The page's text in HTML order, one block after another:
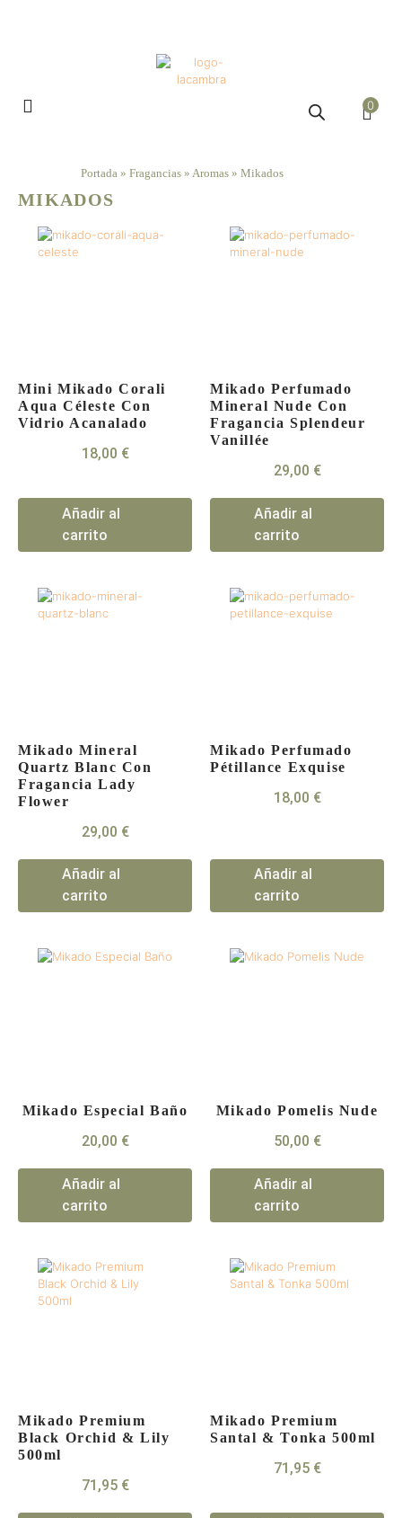
0
Portada » Fragancias » Aromas » Mikados
MIKADOS
Mini Mikado Corali
Aqua Céleste Con
Vidrio Acanalado
18,00 €
Añadir al
carrito
Mikado Perfumado
Mineral Nude Con
Fragancia Splendeur
Vanillée
29,00 €
Añadir al
carrito
Mikado Mineral
Quartz Blanc Con
Fragancia Lady
Flower
29,00 €
Añadir al
carrito
Mikado Perfumado
Pétillance Exquise
18,00 €
Añadir al
carrito
Mikado Especial Baño
20,00 €
Añadir al
carrito
Mikado Pomelis Nude
50,00 €
Añadir al
carrito
Mikado Premium
Black Orchid & Lily
500ml
71,95 €
Mikado Premium
Santal & Tonka 500ml
71,95 €